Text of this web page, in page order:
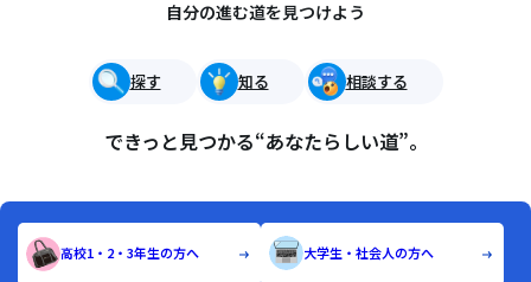
自分の進む道を見つけよう
探す 知る 相談する
できっと見つかる“あなたらしい道”。
高校1・2・3年生の方へ 大学生・社会人の方へ